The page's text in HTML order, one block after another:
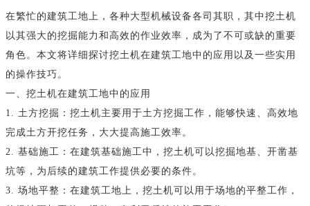
在繁忙的建筑工地上，各种大型机械设备各司其职，其中挖土机
以其强大的挖掘能力和高效的作业效率，成为了不可或缺的重要
角色。本文将详细探讨挖土机在建筑工地中的应用以及一些实用
的操作技巧。
一、挖土机在建筑工地中的应用
1. 土方挖掘：挖土机主要用于土方挖掘工作，能够快速、高效地
完成土方开挖任务，大大提高施工效率。
2. 基础施工：在建筑基础施工中，挖土机可以挖掘地基、开凿基
坑等，为后续的建筑工作提供必要的条件。
3. 场地平整：在建筑工地上，挖土机可以用于场地的平整工作，